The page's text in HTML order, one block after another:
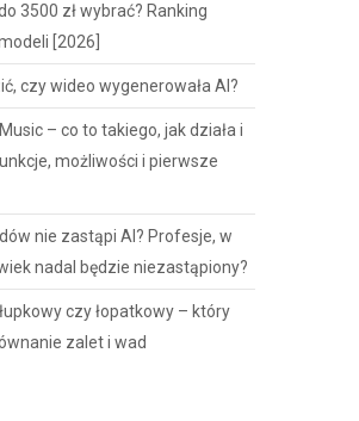
3500 zł wybrać? Ranking
[2026]
czy wideo wygenerowała AI?
– co to takiego, jak działa i
możliwości i pierwsze
nie zastąpi AI? Profesje, w
nadal będzie niezastąpiony?
czy łopatkowy – który
zalet i wad